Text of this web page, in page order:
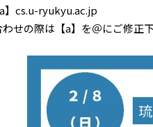
】cs.u-ryukyu.ac.jp
は【a】を＠にご修正下